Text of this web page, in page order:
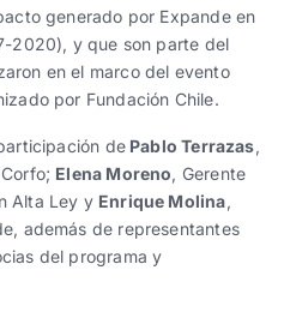
generado por Expande en
2020), y que son parte del
en el marco del evento
por Fundación Chile.
dePablo Terrazas,
Elena Moreno, Gerente
Alta Ley y Enrique Molina,
además de representantes
del programa y